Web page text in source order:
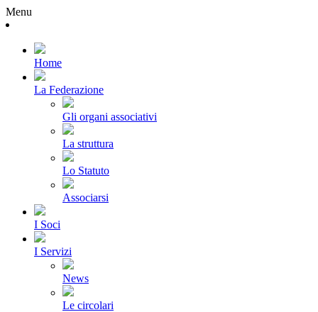
Menu
Home
La Federazione
Gli organi associativi
La struttura
Lo Statuto
Associarsi
I Soci
I Servizi
News
Le circolari